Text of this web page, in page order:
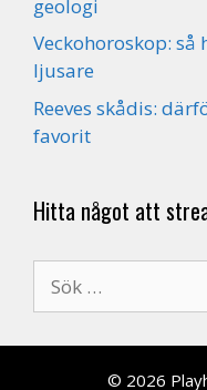
geologi
Veckohoroskop:
ljusare
Reeves skådis:
favorit
Hitta något att
efter:
© 2026